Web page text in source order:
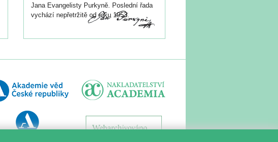
Jana Evangelisty Purkyně. Poslední řada
vychází nepřetržitě od roku 1953.